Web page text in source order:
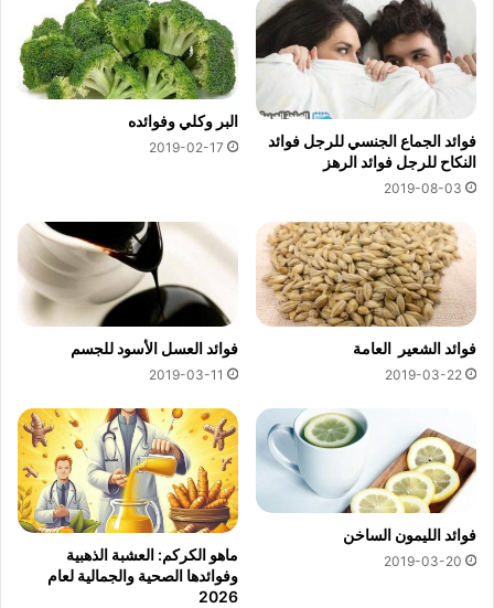
فوائد الجماع الجنسي للرجل فوائد
النكاح للرجل فوائد الرهز
2019-08-03
البر وكلي وفوائده
2019-02-17
فوائد الشعير العامة
2019-03-22
فوائد العسل الأسود للجسم
2019-03-11
فوائد الليمون الساخن
2019-03-20
ماهو الكركم: العشبة الذهبية
وفوائدها الصحية والجمالية لعام
2026